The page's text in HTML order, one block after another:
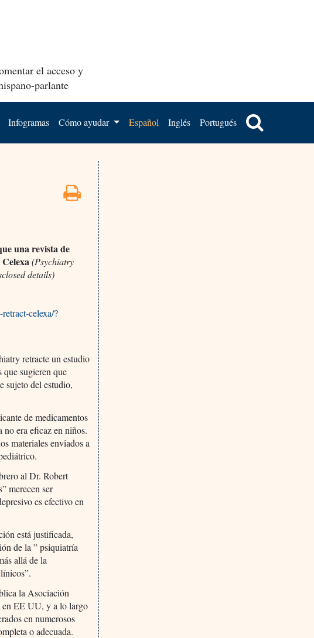
el acceso y
parlante
Infogramas Cómo ayudar Español Inglés Portugués
una revista de
Celexa(Psychiatry
details)
celexa/?
retracte un estudio
sugieren que
sujeto del estudio,
de medicamentos
no era eficaz en niños.
materiales enviados a
al Dr. Robert
merecen ser
es efectivo en
está justificada,
de la ” psiquiatría
allá de la
la Asociación
en EE UU, y a lo largo
en numerosos
o adecuada.